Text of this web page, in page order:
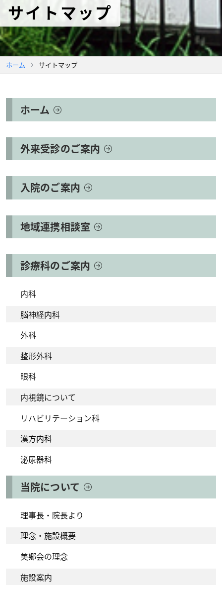
サイトマップ
ホーム サイトマップ
ホーム
外来受診のご案内
入院のご案内
地域連携相談室
診療科のご案内
内科
脳神経内科
外科
整形外科
眼科
内視鏡について
リハビリテーション科
漢方内科
泌尿器科
当院について
理事長・院長より
理念・施設概要
美郷会の理念
施設案内